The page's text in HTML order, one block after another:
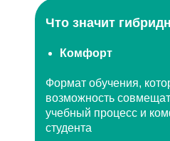
Что значит
Комфорт
Формат обучения,
возможность
учебный процесс и
студента